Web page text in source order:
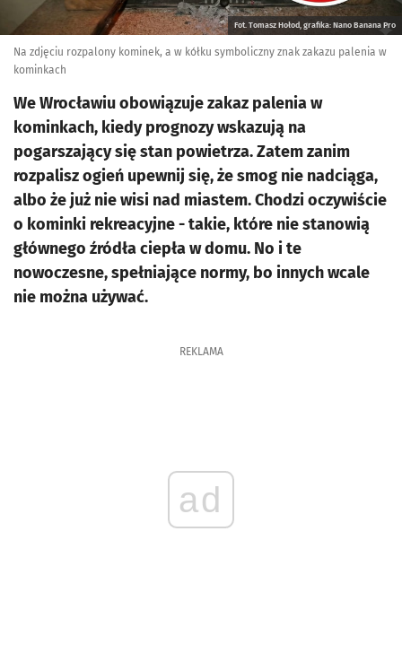
Fot. Tomasz Hołod, grafika: Nano Banana Pro
Na zdjęciu rozpalony kominek, a w kółku symboliczny znak zakazu palenia w
kominkach
We Wrocławiu obowiązuje zakaz palenia w
kominkach, kiedy prognozy wskazują na
pogarszający się stan powietrza. Zatem zanim
rozpalisz ogień upewnij się, że smog nie nadciąga,
albo że już nie wisi nad miastem. Chodzi oczywiście
o kominki rekreacyjne - takie, które nie stanowią
głównego źródła ciepła w domu. No i te
nowoczesne, spełniające normy, bo innych wcale
nie można używać.
REKLAMA
ad